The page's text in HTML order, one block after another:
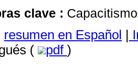
clave :
resumen en Español |
(
pdf )